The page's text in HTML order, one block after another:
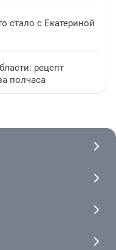
стало с Екатериной
рецепт
полчаса